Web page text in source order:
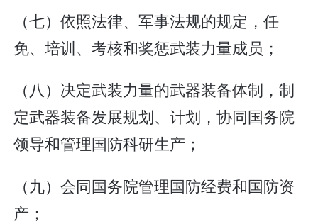
（七）依照法律、军事法规的规定，任
免、培训、考核和奖惩武装力量成员；
（八）决定武装力量的武器装备体制，制
定武器装备发展规划、计划，协同国务院
领导和管理国防科研生产；
（九）会同国务院管理国防经费和国防资
产；